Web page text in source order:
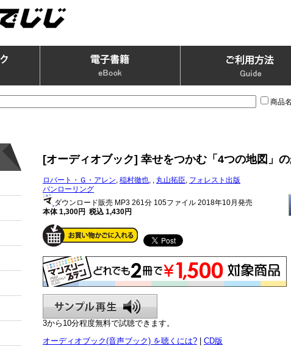
商品
[オーディオブック] 幸せをつかむ「4つの地図」
ロバート・Ｇ・アレン, 稲村徹也, , 丸山拓臣, フォレスト出版
パンローリング
ダウンロード販売 MP3 261分 105ファイル 2018年10月発売
本体 1,300円 税込 1,430円
3から10分程度無料で試聴できます。
オーディオブック(音声ブック) を聴くには?
CD版